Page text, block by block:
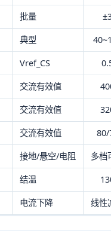
批量
典型
Vref_CS
交流有效值
交流有效值
交流有效值 80/
接地/悬空/电阻 多档
结温
电流下降 线性